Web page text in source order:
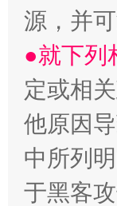
揭批
源，并
●就下列
定或相
他原因
中所列
于黑客